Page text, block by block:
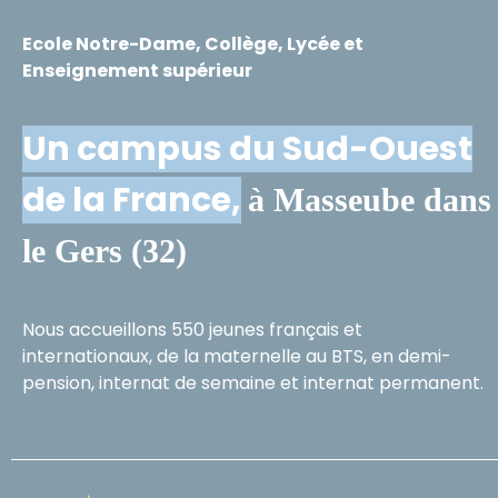
Ecole Notre-Dame, Collège, Lycée et
Enseignement supérieur
Un campus du Sud-Ouest
de la France, à Masseube dans
le Gers (32)
Nous accueillons 550 jeunes français et
internationaux, de la maternelle au BTS, en demi-
pension, internat de semaine et internat permanent.